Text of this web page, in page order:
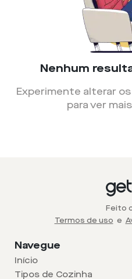
Nenhum
Experimente alterar
para ver
Feito
Termos de uso e
Navegue
Início
Tipos de Cozinha